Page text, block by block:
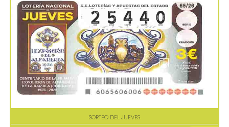
SORTEO DEL JUEVES